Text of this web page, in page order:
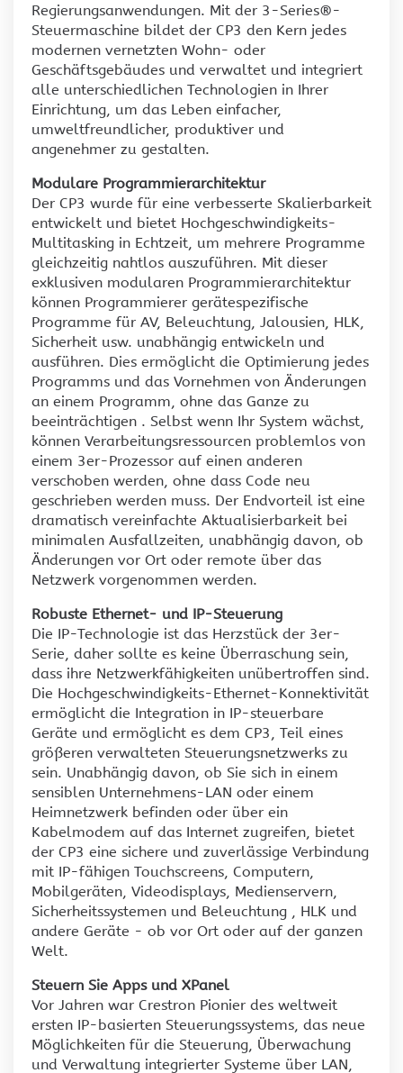
Regierungsanwendungen. Mit der 3-Series®-
Steuermaschine bildet der CP3 den Kern jedes
modernen vernetzten Wohn- oder
Geschäftsgebäudes und verwaltet und integriert
alle unterschiedlichen Technologien in Ihrer
Einrichtung, um das Leben einfacher,
umweltfreundlicher, produktiver und
angenehmer zu gestalten.
Modulare Programmierarchitektur
Der CP3 wurde für eine verbesserte Skalierbarkeit
entwickelt und bietet Hochgeschwindigkeits-
Multitasking in Echtzeit, um mehrere Programme
gleichzeitig nahtlos auszuführen. Mit dieser
exklusiven modularen Programmierarchitektur
können Programmierer gerätespezifische
Programme für AV, Beleuchtung, Jalousien, HLK,
Sicherheit usw. unabhängig entwickeln und
ausführen. Dies ermöglicht die Optimierung jedes
Programms und das Vornehmen von Änderungen
an einem Programm, ohne das Ganze zu
beeinträchtigen . Selbst wenn Ihr System wächst,
können Verarbeitungsressourcen problemlos von
einem 3er-Prozessor auf einen anderen
verschoben werden, ohne dass Code neu
geschrieben werden muss. Der Endvorteil ist eine
dramatisch vereinfachte Aktualisierbarkeit bei
minimalen Ausfallzeiten, unabhängig davon, ob
Änderungen vor Ort oder remote über das
Netzwerk vorgenommen werden.
Robuste Ethernet- und IP-Steuerung
Die IP-Technologie ist das Herzstück der 3er-
Serie, daher sollte es keine Überraschung sein,
dass ihre Netzwerkfähigkeiten unübertroffen sind.
Die Hochgeschwindigkeits-Ethernet-Konnektivität
ermöglicht die Integration in IP-steuerbare
Geräte und ermöglicht es dem CP3, Teil eines
größeren verwalteten Steuerungsnetzwerks zu
sein. Unabhängig davon, ob Sie sich in einem
sensiblen Unternehmens-LAN oder einem
Heimnetzwerk befinden oder über ein
Kabelmodem auf das Internet zugreifen, bietet
der CP3 eine sichere und zuverlässige Verbindung
mit IP-fähigen Touchscreens, Computern,
Mobilgeräten, Videodisplays, Medienservern,
Sicherheitssystemen und Beleuchtung , HLK und
andere Geräte - ob vor Ort oder auf der ganzen
Welt.
Steuern Sie Apps und XPanel
Vor Jahren war Crestron Pionier des weltweit
ersten IP-basierten Steuerungssystems, das neue
Möglichkeiten für die Steuerung, Überwachung
und Verwaltung integrierter Systeme über LAN,